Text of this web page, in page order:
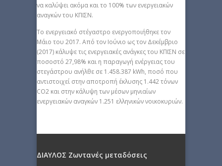
να καλύψει ακόμα και το 100% των ενεργειακών
αναγκών του ΚΠΙΣΝ.
Το ενεργειακό στέγαστρο ενεργοποιήθηκε τον
Μάιο του 2017. Από τον Ιούνιο ως τον Δεκέμβριο
(2017) κάλυψε τις ενεργειακές ανάγκες του ΚΠΙΣΝ σε
ποσοστό 27,98% και η παραγωγή ενέργειας του
στεγάστρου ανήλθε σε 1.458.387 kWh, ποσό που
αντιστοιχεί στην αποτροπή έκλυσης 1.442 τόνων
CO2 και στην κάλυψη των μέσων μηνιαίων
ενεργειακών αναγκών 1.251 ελληνικών νοικοκυριών.
ΔΙΑΥΛΟΣ Ζωντανές μεταδόσεις